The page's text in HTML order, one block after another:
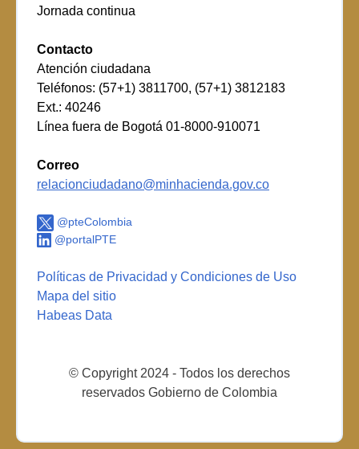
Jornada continua
Contacto
Atención ciudadana
Teléfonos: (57+1) 3811700, (57+1) 3812183
Ext.: 40246
Línea fuera de Bogotá 01-8000-910071
Correo
relacionciudadano@minhacienda.gov.co
@pteColombia
@portalPTE
Políticas de Privacidad y Condiciones de Uso
Mapa del sitio
Habeas Data
© Copyright 2024 - Todos los derechos
reservados Gobierno de Colombia